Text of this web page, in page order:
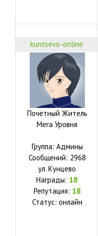
kuntsevo-online
Почетный Житель
Мега Уровня
Группа: Админы
Сообщений: 2968
ул. Кунцево
Награды: 18
Репутация: 18
Статус: онлайн